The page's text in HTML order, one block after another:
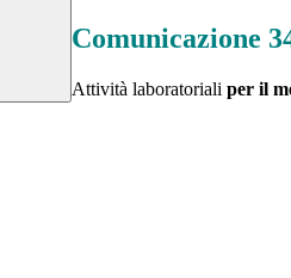
Comunicazione
Attività laboratoriali per il